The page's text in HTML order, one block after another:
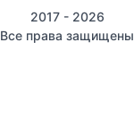
2017 - 2026
Все права защищены